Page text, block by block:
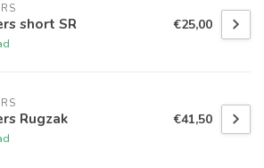
short SR €25,00
Rugzak €41,50